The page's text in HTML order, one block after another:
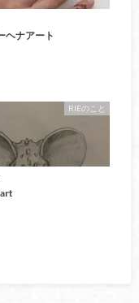
ヘナアート
RIEのこと